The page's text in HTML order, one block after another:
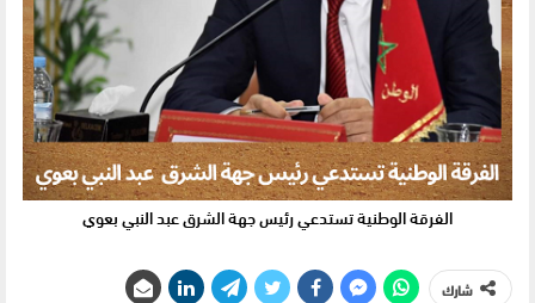
الفرقة الوطنية تستدعي رئيس جهة الشرق عبد النبي بعوي
شارك